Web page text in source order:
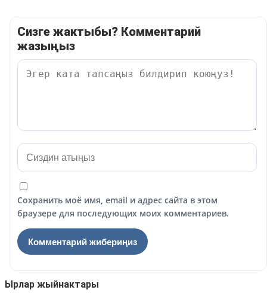
Сизге жактыбы? Комментарий
жазыңыз
Сохранить моё имя, email и адрес сайта в этом
браузере для последующих моих комментариев.
Ырлар жыйнактары